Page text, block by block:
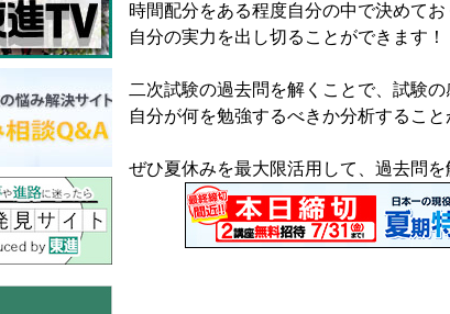
時間配分をある程度自分の中で決めて
自分の実力を出し切ることができます！
二次試験の過去問を解くことで、試験の
自分が何を勉強するべきか分析すること
ぜひ夏休みを最大限活用して、過去問